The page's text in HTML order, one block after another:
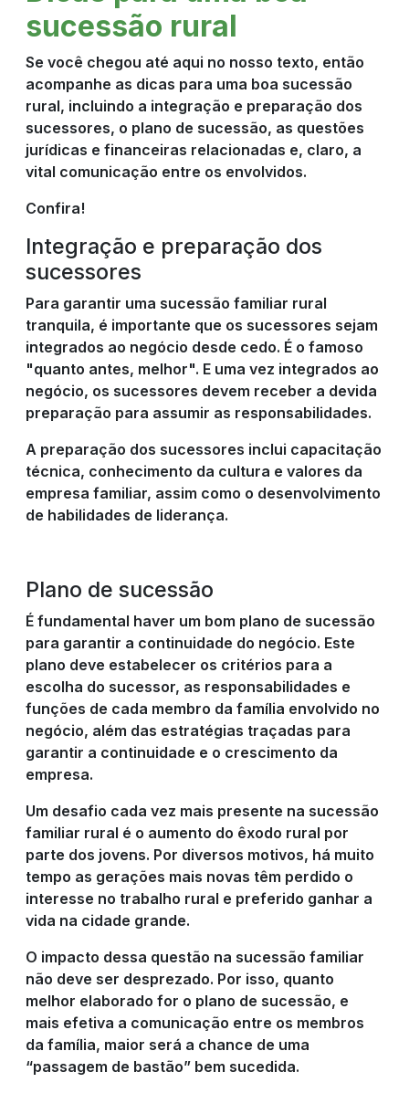
sucessão rural
Se você chegou até aqui no nosso texto, então
acompanhe as dicas para uma boa sucessão
rural, incluindo a integração e preparação dos
sucessores, o plano de sucessão, as questões
jurídicas e financeiras relacionadas e, claro, a
vital comunicação entre os envolvidos.
Confira!
Integração e preparação dos
sucessores
Para garantir uma sucessão familiar rural
tranquila, é importante que os sucessores sejam
integrados ao negócio desde cedo. É o famoso
"quanto antes, melhor". E uma vez integrados ao
negócio, os sucessores devem receber a devida
preparação para assumir as responsabilidades.
A preparação dos sucessores inclui capacitação
técnica, conhecimento da cultura e valores da
empresa familiar, assim como o desenvolvimento
de habilidades de liderança.
Plano de sucessão
É fundamental haver um bom plano de sucessão
para garantir a continuidade do negócio. Este
plano deve estabelecer os critérios para a
escolha do sucessor, as responsabilidades e
funções de cada membro da família envolvido no
negócio, além das estratégias traçadas para
garantir a continuidade e o crescimento da
empresa.
Um desafio cada vez mais presente na sucessão
familiar rural é o aumento do êxodo rural por
parte dos jovens. Por diversos motivos, há muito
tempo as gerações mais novas têm perdido o
interesse no trabalho rural e preferido ganhar a
vida na cidade grande.
O impacto dessa questão na sucessão familiar
não deve ser desprezado. Por isso, quanto
melhor elaborado for o plano de sucessão, e
mais efetiva a comunicação entre os membros
da família, maior será a chance de uma
“passagem de bastão” bem sucedida.